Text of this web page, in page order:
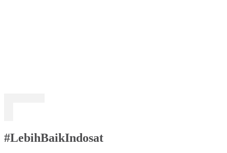
#LebihBaikIndosat